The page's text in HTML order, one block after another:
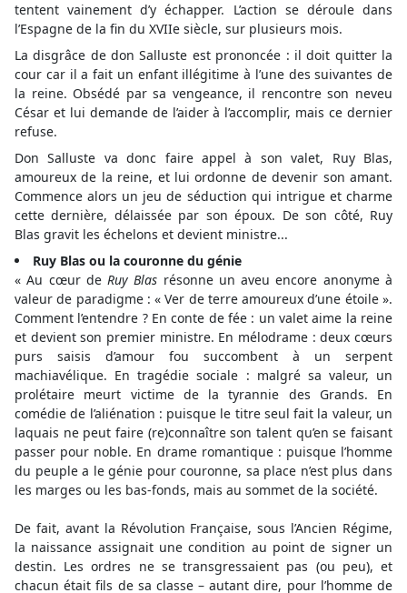
tentent vainement d’y échapper. L’action se déroule dans
l’Espagne de la fin du XVIIe siècle, sur plusieurs mois.
La disgrâce de don Salluste est prononcée : il doit quitter la
cour car il a fait un enfant illégitime à l’une des suivantes de
la reine. Obsédé par sa vengeance, il rencontre son neveu
César et lui demande de l’aider à l’accomplir, mais ce dernier
refuse.
Don Salluste va donc faire appel à son valet, Ruy Blas,
amoureux de la reine, et lui ordonne de devenir son amant.
Commence alors un jeu de séduction qui intrigue et charme
cette dernière, délaissée par son époux. De son côté, Ruy
Blas gravit les échelons et devient ministre...
Ruy Blas ou la couronne du génie
« Au cœur deRuy Blas résonne un aveu encore anonyme à
valeur de paradigme : « Ver de terre amoureux d’une étoile ».
Comment l’entendre ? En conte de fée : un valet aime la reine
et devient son premier ministre. En mélodrame : deux cœurs
purs saisis d’amour fou succombent à un serpent
machiavélique. En tragédie sociale : malgré sa valeur, un
prolétaire meurt victime de la tyrannie des Grands. En
comédie de l’aliénation : puisque le titre seul fait la valeur, un
laquais ne peut faire (re)connaître son talent qu’en se faisant
passer pour noble. En drame romantique : puisque l’homme
du peuple a le génie pour couronne, sa place n’est plus dans
les marges ou les bas-fonds, mais au sommet de la société.
De fait, avant la Révolution Française, sous l’Ancien Régime,
la naissance assignait une condition au point de signer un
destin. Les ordres ne se transgressaient pas (ou peu), et
chacun était fils de sa classe – autant dire, pour l’homme de